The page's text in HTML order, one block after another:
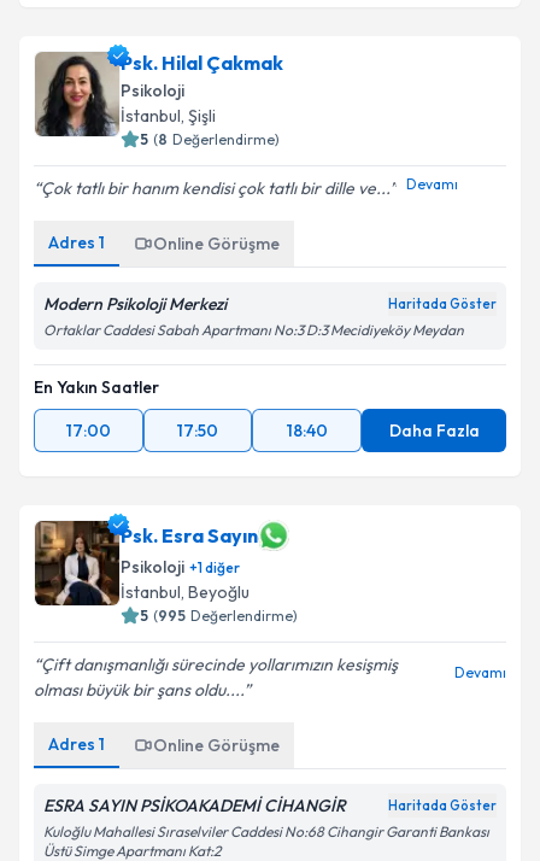
Psk. Hilal Çakmak
Psikoloji
İstanbul, Şişli
5 (8 Değerlendirme)
Çok tatlı bir hanım kendisi çok tatlı bir dille ve... Devamı
Adres 1 Online Görüşme
Modern Psikoloji Merkezi Haritada Göster
Ortaklar Caddesi Sabah Apartmanı No:3 D:3 Mecidiyeköy Meydan
En Yakın Saatler
17:00
17:50 18:40 Daha Fazla
Psk. Esra Sayın
Psikoloji +1diğer
İstanbul, Beyoğlu
5 (995 Değerlendirme)
Çift danışmanlığı sürecinde yollarımızın kesişmiş
olması büyük bir şans oldu....
Devamı
Adres 1 Online Görüşme
ESRA SAYIN PSİKOAKADEMİ CİHANGİR Haritada Göster
Kuloğlu Mahallesi Sıraselviler Caddesi No:68 Cihangir Garanti Bankası
Üstü Simge Apartmanı Kat:2